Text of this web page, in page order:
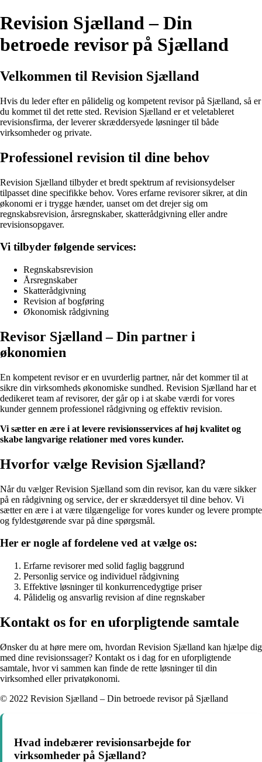
Revision Sjælland – Din
betroede revisor på Sjælland
Velkommen til Revision Sjælland
Hvis du leder efter en pålidelig og kompetent revisor på Sjælland, så er
du kommet til det rette sted. Revision Sjælland er et veletableret
revisionsfirma, der leverer skræddersyede løsninger til både
virksomheder og private.
Professionel revision til dine behov
Revision Sjælland tilbyder et bredt spektrum af revisionsydelser
tilpasset dine specifikke behov. Vores erfarne revisorer sikrer, at din
økonomi er i trygge hænder, uanset om det drejer sig om
regnskabsrevision, årsregnskaber, skatterådgivning eller andre
revisionsopgaver.
Vi tilbyder følgende services:
Regnskabsrevision
Årsregnskaber
Skatterådgivning
Revision af bogføring
Økonomisk rådgivning
Revisor Sjælland – Din partner i
økonomien
En kompetent revisor er en uvurderlig partner, når det kommer til at
sikre din virksomheds økonomiske sundhed. Revision Sjælland har et
dedikeret team af revisorer, der går op i at skabe værdi for vores
kunder gennem professionel rådgivning og effektiv revision.
Vi sætter en ære i at levere revisionsservices af høj kvalitet og
skabe langvarige relationer med vores kunder.
Hvorfor vælge Revision Sjælland?
Når du vælger Revision Sjælland som din revisor, kan du være sikker
på en rådgivning og service, der er skræddersyet til dine behov. Vi
sætter en ære i at være tilgængelige for vores kunder og levere prompte
og fyldestgørende svar på dine spørgsmål.
Her er nogle af fordelene ved at vælge os:
Erfarne revisorer med solid faglig baggrund
Personlig service og individuel rådgivning
Effektive løsninger til konkurrencedygtige priser
Pålidelig og ansvarlig revision af dine regnskaber
Kontakt os for en uforpligtende samtale
Ønsker du at høre mere om, hvordan Revision Sjælland kan hjælpe dig
med dine revisionssager? Kontakt os i dag for en uforpligtende
samtale, hvor vi sammen kan finde de rette løsninger til din
virksomhed eller privatøkonomi.
© 2022 Revision Sjælland – Din betroede revisor på Sjælland
Hvad indebærer revisionsarbejde for
virksomheder på Sjælland?